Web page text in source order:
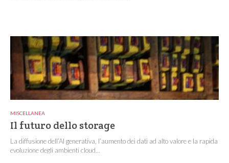
MISCELLANEA
Il futuro dello storage
La diffusione dell’AI generativa, l’aumento dei dati ad alto valore e la rapida
evoluzione degli ambienti cloud...